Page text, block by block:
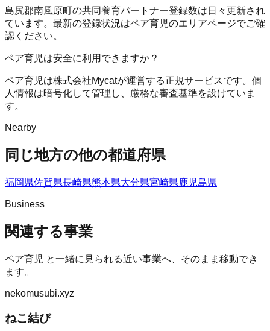
島尻郡南風原町の共同養育パートナー登録数は日々更新され
ています。最新の登録状況はペア育児のエリアページでご確
認ください。
ペア育児は安全に利用できますか？
ペア育児は株式会社Mycatが運営する正規サービスです。個
人情報は暗号化して管理し、厳格な審査基準を設けていま
す。
Nearby
同じ地方の他の都道府県
福岡県佐賀県長崎県熊本県大分県宮崎県鹿児島県
Business
関連する事業
ペア育児 と一緒に見られる近い事業へ、そのまま移動でき
ます。
nekomusubi.xyz
ねこ結び